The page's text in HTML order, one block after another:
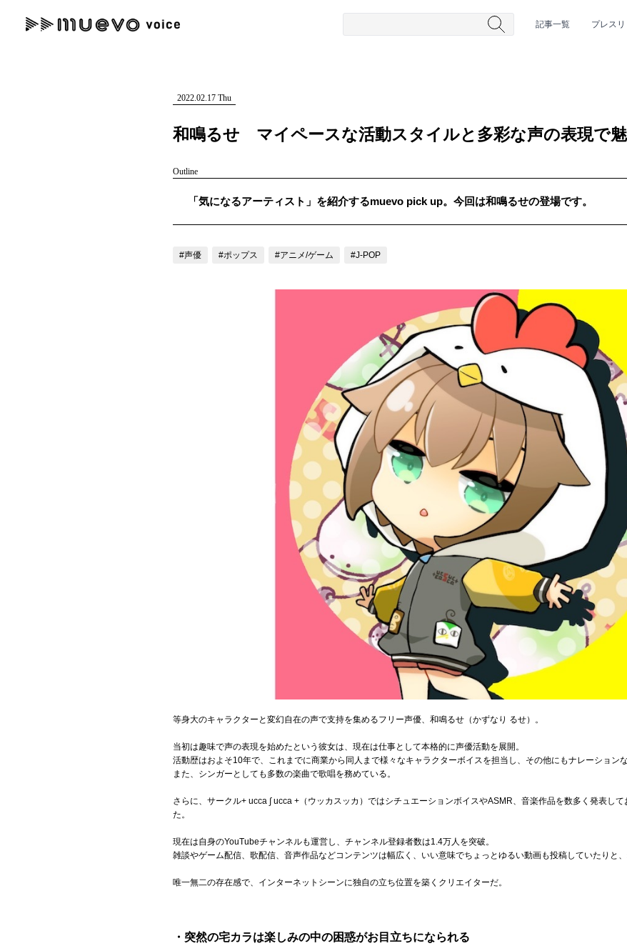
記事一覧 プレス
#女性SSW #ロック #男性シンガー #HR/HM #女性シンガー #ヒップホップ #男性シンガーグル
"読者の声を形にする”音楽特化メディア
2022.02.17 Thu
和鳴るせ マイペースな活動スタイルと多彩な声の表現で
Outline
「気になるアーティスト」を紹介するmuevo pick up。今回は和鳴るせの登場です。
#声優 #ポップス #アニメ/ゲーム #J-POP
等身大のキャラクターと変幻自在の声で支持を集めるフリー声優、和鳴るせ（かずなり るせ）。
当初は趣味で声の表現を始めたという彼女は、現在は仕事として本格的に声優活動を展開。
活動歴はおよそ10年で、これまでに商業から同人まで様々なキャラクターボイスを担当し、その他にもナレーション
また、シンガーとしても多数の楽曲で歌唱を務めている。
さらに、サークル+ ucca ∫ ucca +（ウッカスッカ）ではシチュエーションボイスやASMR、音楽作品を数多く発表し
た。
現在は自身のYouTubeチャンネルも運営し、チャンネル登録者数は1.4万人を突破。
雑談やゲーム配信、歌配信、音声作品などコンテンツは幅広く、いい意味でちょっとゆるい動画も投稿していたりと
唯一無二の存在感で、インターネットシーンに独自の立ち位置を築くクリエイターだ。
・突然の宅カラは楽しみの中の困惑がお目立ちになられる